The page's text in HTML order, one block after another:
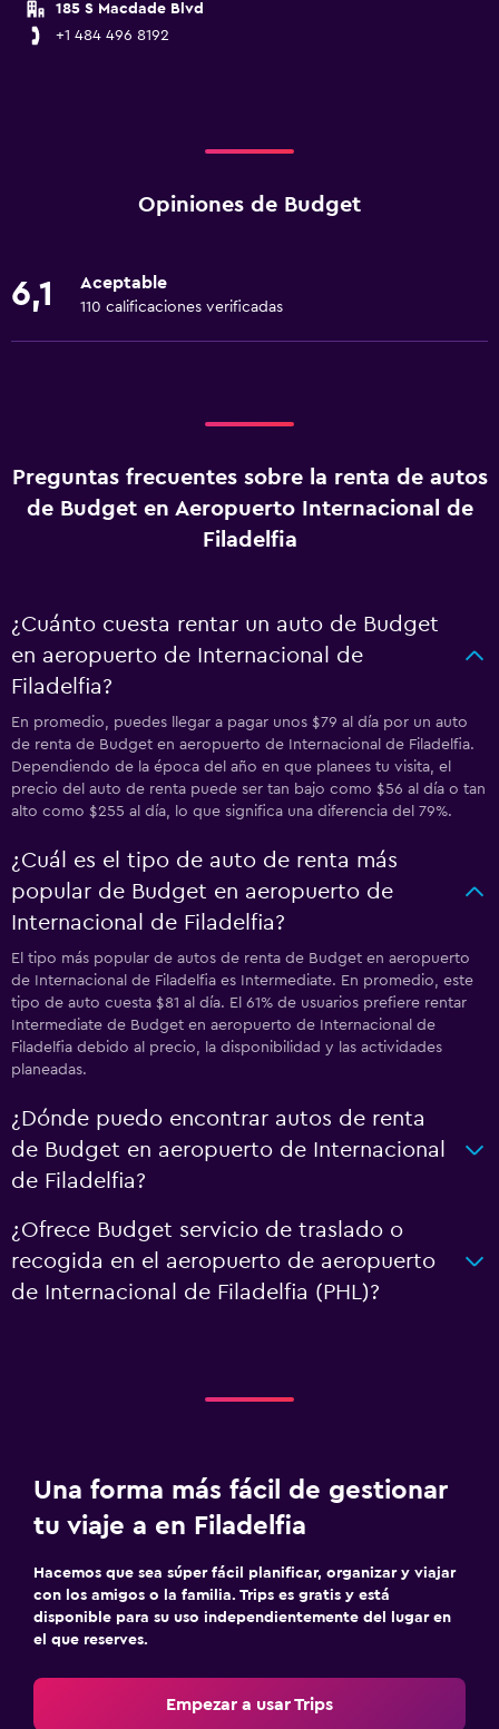
185 S Macdade Blvd
+1 484 496 8192
Opiniones de Budget
6,1 Aceptable
110 calificaciones verificadas
Preguntas frecuentes sobre la renta de autos
de Budget en Aeropuerto Internacional de
Filadelfia
¿Cuánto cuesta rentar un auto de Budget
en aeropuerto de Internacional de
Filadelfia?
En promedio, puedes llegar a pagar unos $79 al día por un auto
de renta de Budget en aeropuerto de Internacional de Filadelfia.
Dependiendo de la época del año en que planees tu visita, el
precio del auto de renta puede ser tan bajo como $56 al día o tan
alto como $255 al día, lo que significa una diferencia del 79%.
¿Cuál es el tipo de auto de renta más
popular de Budget en aeropuerto de
Internacional de Filadelfia?
El tipo más popular de autos de renta de Budget en aeropuerto
de Internacional de Filadelfia es Intermediate. En promedio, este
tipo de auto cuesta $81 al día. El 61% de usuarios prefiere rentar
Intermediate de Budget en aeropuerto de Internacional de
Filadelfia debido al precio, la disponibilidad y las actividades
planeadas.
¿Dónde puedo encontrar autos de renta
de Budget en aeropuerto de Internacional
de Filadelfia?
¿Ofrece Budget servicio de traslado o
recogida en el aeropuerto de aeropuerto
de Internacional de Filadelfia (PHL)?
Una forma más fácil de gestionar
tu viaje a en Filadelfia
Hacemos que sea súper fácil planificar, organizar y viajar
con los amigos o la familia. Trips es gratis y está
disponible para su uso independientemente del lugar en
el que reserves.
Empezar a usar Trips